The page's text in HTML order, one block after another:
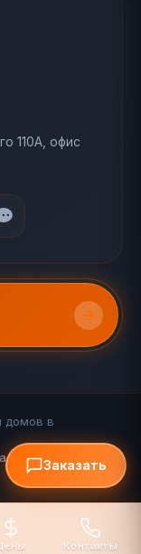
110А, офис
домов в
стр.)
FAQ
Заказать
Контакты